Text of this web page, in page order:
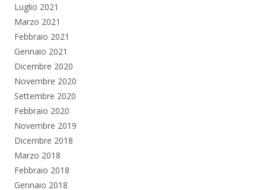
Luglio 2021
Marzo 2021
Febbraio 2021
Gennaio 2021
Dicembre 2020
Novembre 2020
Settembre 2020
Febbraio 2020
Novembre 2019
Dicembre 2018
Marzo 2018
Febbraio 2018
Gennaio 2018